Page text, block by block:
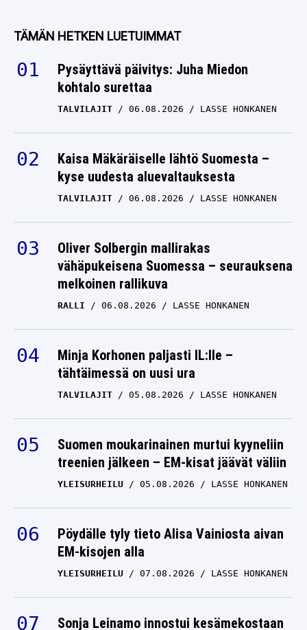
toiseen lajiin
12.07.2026
LASSE HONKANEN
yhteiskuvassa
urheilumiehen kanssa –
hiihtonainen teki yhden
asian selväksi
KRISTA PÄRMÄKOSKI
IS: Krista Pärmäkoski sai
traagisen viestin – ”Olen
tosi surullinen”
KRISTA PÄRMÄKOSKI
Nyt se on virallista:
Krista Pärmäkoski aloitti
uudessa työssään
TÄMÄN HETKEN LUETUIMMAT
Pysäyttävä päivitys: Juha Miedon
kohtalo surettaa
TALVILAJIT 06.08.2026 LASSE HONKANEN
Kaisa Mäkäräiselle lähtö Suomesta –
kyse uudesta aluevaltauksesta
TALVILAJIT 06.08.2026 LASSE HONKANEN
Oliver Solbergin mallirakas
vähäpukeisena Suomessa – seurauksena
melkoinen rallikuva
RALLI 06.08.2026 LASSE HONKANEN
Minja Korhonen paljasti IL:lle –
tähtäimessä on uusi ura
TALVILAJIT 05.08.2026 LASSE HONKANEN
Suomen moukarinainen murtui kyyneliin
treenien jälkeen – EM-kisat jäävät väliin
YLEISURHEILU 05.08.2026 LASSE HONKANEN
Pöydälle tyly tieto Alisa Vainiosta aivan
EM-kisojen alla
YLEISURHEILU 07.08.2026 LASSE HONKANEN
Sonja Leinamo innostui kesämekostaan